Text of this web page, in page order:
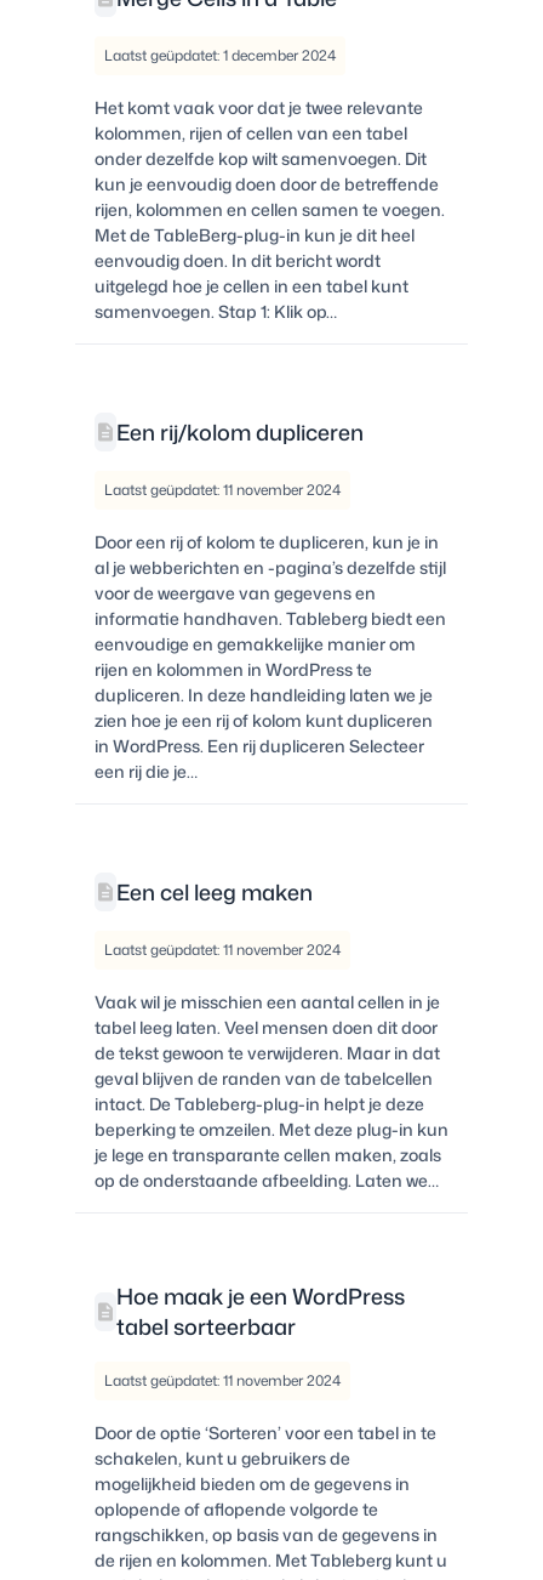
Laatst geüpdatet: 1 december 2024
Het komt vaak voor dat je twee relevante
kolommen, rijen of cellen van een tabel
onder dezelfde kop wilt samenvoegen. Dit
kun je eenvoudig doen door de betreffende
rijen, kolommen en cellen samen te voegen.
Met de TableBerg-plug-in kun je dit heel
eenvoudig doen. In dit bericht wordt
uitgelegd hoe je cellen in een tabel kunt
samenvoegen. Stap 1: Klik op…
Een rij/kolom dupliceren
Laatst geüpdatet: 11 november 2024
Door een rij of kolom te dupliceren, kun je in
al je webberichten en -pagina’s dezelfde stijl
voor de weergave van gegevens en
informatie handhaven. Tableberg biedt een
eenvoudige en gemakkelijke manier om
rijen en kolommen in WordPress te
dupliceren. In deze handleiding laten we je
zien hoe je een rij of kolom kunt dupliceren
in WordPress. Een rij dupliceren Selecteer
een rij die je…
Een cel leeg maken
Laatst geüpdatet: 11 november 2024
Vaak wil je misschien een aantal cellen in je
tabel leeg laten. Veel mensen doen dit door
de tekst gewoon te verwijderen. Maar in dat
geval blijven de randen van de tabelcellen
intact. De Tableberg-plug-in helpt je deze
beperking te omzeilen. Met deze plug-in kun
je lege en transparante cellen maken, zoals
op de onderstaande afbeelding. Laten we…
Hoe maak je een WordPress
tabel sorteerbaar
Laatst geüpdatet: 11 november 2024
Door de optie ‘Sorteren’ voor een tabel in te
schakelen, kunt u gebruikers de
mogelijkheid bieden om de gegevens in
oplopende of aflopende volgorde te
rangschikken, op basis van de gegevens in
de rijen en kolommen. Met Tableberg kunt u